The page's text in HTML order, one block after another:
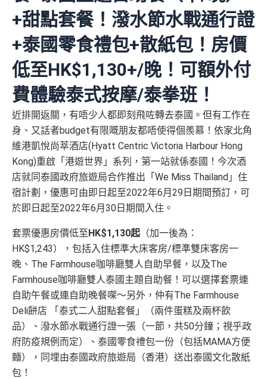
+甜點套餐！潑水節水戰通行證
+泰國零食禮包+散紙包！房價
低至HK$1,130+/晚！可額外付
費體驗泰式按摩/泰拳班！
近排開返關，有唔少人都即刻飛咗轉去泰國。但有工作在
身、又話者budget有限嘅朋友都唔使得個羨慕！依家北角
維港凱悅尚萃酒店(Hyatt Centric Victoria Harbour Hong
Kong)重啟「港遊世界」系列，第一站就係泰國！今次酒
店就同泰國政府旅遊局合作推出「We Miss Thailand」住
宿計劃，優惠可由即日起至2022年6月29日期間預訂，可
於即日起至2022年6月30日期間入住。
套票優惠房價低至HK$1,130起 （加一後為：
HK$1,243），包括入住標準大床客房/標準雙床客房一
晚、The Farmhouse咖啡廳雙人自助早餐，以及The
Farmhouse咖啡廳雙人泰國主題自助餐！可以選擇套票連
自助午餐或連自助晚餐㗎～另外，仲有The Farmhouse
Deli餅店 「泰式二人甜點套餐」（兩件蛋糕及兩杯飲
品）、潑水節水戰通行證一張（一節，共50分鐘；視乎政
府防疫規例而定）、泰國零食禮包一份（包括MAMA方便
麵），同埋由泰國政府旅遊局（香港）送出泰國文化散紙
包！